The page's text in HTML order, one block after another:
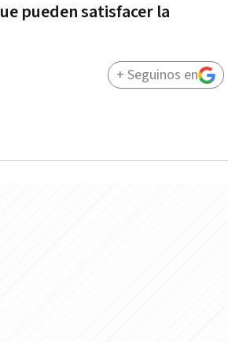
pueden satisfacer la
+ Seguinos en